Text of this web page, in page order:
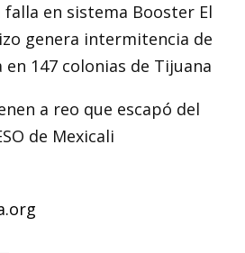
falla en sistema Booster El
genera intermitencia de
en 147 colonias de Tijuana
a reo que escapó del
de Mexicali